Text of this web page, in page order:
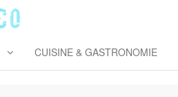
& Co
CUISINE & GASTRONOMIE